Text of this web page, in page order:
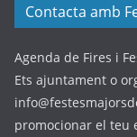
Contacta amb
Agenda de Fires i
Ets ajuntament o
promocionar el teu